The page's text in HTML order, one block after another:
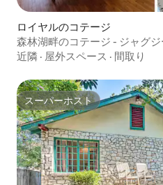
ロイヤルのコテージ
森林湖畔のコテージ - ジャグ
近隣 · 屋外スペース · 間取り
スーパーホスト
スーパーホスト